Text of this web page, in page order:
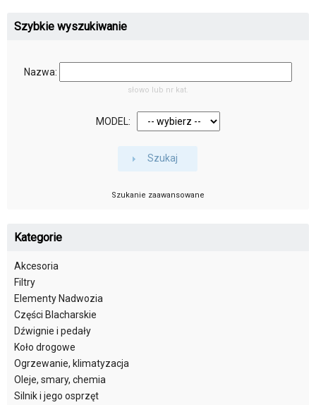
Szybkie wyszukiwanie
Nazwa:
słowo lub nr kat.
MODEL:
Szukaj
Szukanie zaawansowane
Kategorie
Akcesoria
Filtry
Elementy Nadwozia
Części Blacharskie
Dźwignie i pedały
Koło drogowe
Ogrzewanie, klimatyzacja
Oleje, smary, chemia
Silnik i jego osprzęt